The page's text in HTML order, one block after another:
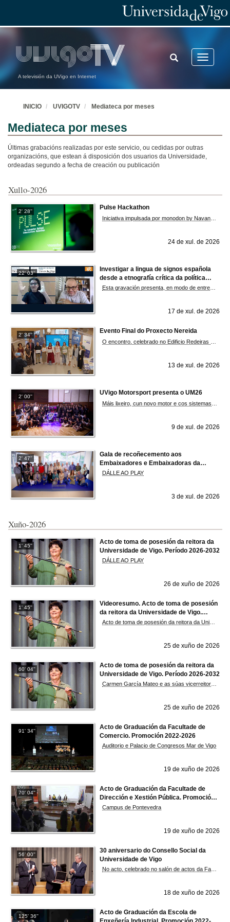
A televisión da UVigo en Internet
Toggle
TOGGLE
SEARCH
INICIO UVIGOTV Mediateca por meses
Mediateca por meses
Últimas grabacións realizadas por este servicio, ou cedidas por outras
organizacións, que estean á disposición dos usuarios da Universidade,
ordeadas segundo a fecha de creación ou publicación
Xullo-2026
2' 28''
Pulse Hackathon
24 de xul. de 2026
22' 03''
Investigar a lingua de signos española
desde a etnografía crítica da política
linguística
17 de xul. de 2026
2' 34''
Evento Final do Proxecto Nereida
13 de xul. de 2026
2' 00''
UVigo Motorsport presenta o UM26
9 de xul. de 2026
2' 47''
Gala de recoñecemento aos
Embaixadores e Embaixadoras da
Ciencia e do Coñecemento
DÁLLE AO PLAY
3 de xul. de 2026
Xuño-2026
1' 45''
Acto de toma de posesión da reitora da
Universidade de Vigo. Período 2026-2032
DÁLLE AO PLAY
26 de xuño de 2026
1' 45''
Videoresumo. Acto de toma de posesión
da reitora da Universidade de Vigo.
Período 2026-2032
25 de xuño de 2026
60' 04''
Acto de toma de posesión da reitora da
Universidade de Vigo. Período 2026-2032
25 de xuño de 2026
91' 34''
Acto de Graduación da Facultade de
Comercio. Promoción 2022-2026
Auditorio e Palacio de Congresos Mar de Vigo
19 de xuño de 2026
70' 04''
Acto de Graduación da Facultade de
Dirección e Xestión Pública. Promoción
2022-2026
Campus de Pontevedra
19 de xuño de 2026
56' 00''
30 aniversario do Consello Social da
Universidade de Vigo
18 de xuño de 2026
125' 36''
Acto de Graduación da Escola de